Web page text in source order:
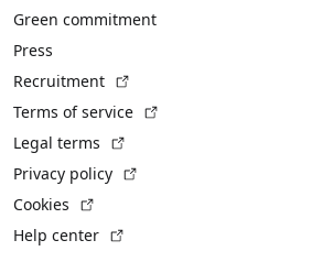
Green commitment
Press
Recruitment
Terms of service
Legal terms
Privacy policy
Cookies
Help center